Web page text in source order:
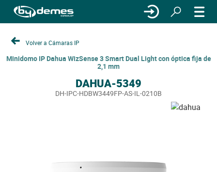
Volver a Cámaras IP
Minidomo IP Dahua WizSense 3 Smart Dual Light con óptica fija de
2,1 mm
DAHUA-5349
DH-IPC-HDBW3449FP-AS-IL-0210B